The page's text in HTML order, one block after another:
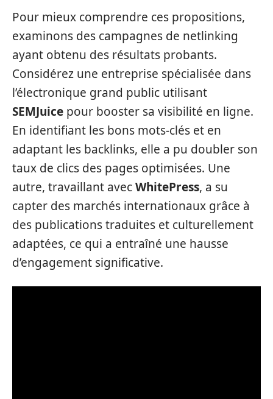
Pour mieux comprendre ces propositions,
examinons des campagnes de netlinking
ayant obtenu des résultats probants.
Considérez une entreprise spécialisée dans
l’électronique grand public utilisant
SEMJuice pour booster sa visibilité en ligne.
En identifiant les bons mots-clés et en
adaptant les backlinks, elle a pu doubler son
taux de clics des pages optimisées. Une
autre, travaillant avecWhitePress, a su
capter des marchés internationaux grâce à
des publications traduites et culturellement
adaptées, ce qui a entraîné une hausse
d’engagement significative.